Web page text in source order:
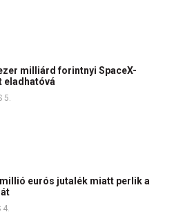
milliárd forintnyi SpaceX-
eladhatóvá
5.
eurós jutalék miatt perlik a
4.